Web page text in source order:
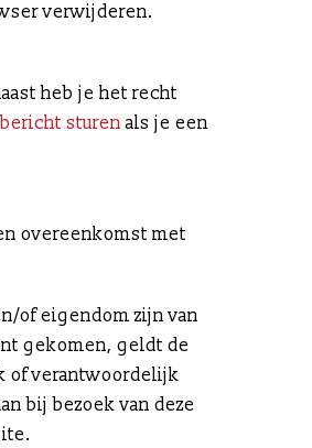
verwijderen.
heb je het recht
sturenals je een
overeenkomst met
of eigendom zijn van
gekomen, geldt de
of verantwoordelijk
bij bezoek van deze